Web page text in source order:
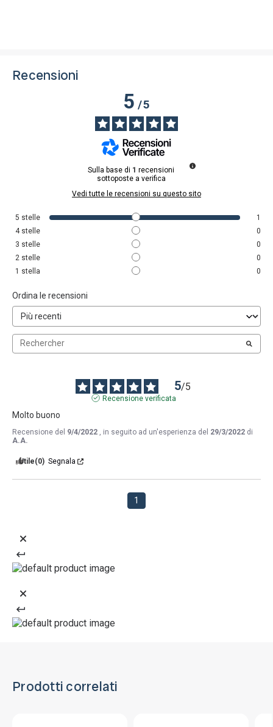
Recensioni
5/5
Sulla base di 1 recensioni
sottoposte a verifica
Vedi tutte le recensioni su questo sito
5 stelle
1
4 stelle
0
3 stelle
0
2 stelle
0
1 stella 0
Ordina le recensioni
5/5
Recensione verificata
Molto buono
Recensione del 9/4/2022 , in seguito ad un'esperienza del 29/3/2022 di
A.A.
Utile(0) Segnala
1
Prodotti correlati